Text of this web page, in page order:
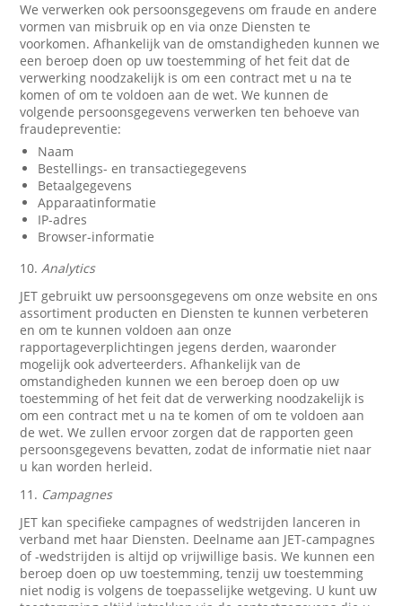
We verwerken ook persoonsgegevens om fraude en andere
vormen van misbruik op en via onze Diensten te
voorkomen. Afhankelijk van de omstandigheden kunnen we
een beroep doen op uw toestemming of het feit dat de
verwerking noodzakelijk is om een contract met u na te
komen of om te voldoen aan de wet. We kunnen de
volgende persoonsgegevens verwerken ten behoeve van
fraudepreventie:
Naam
Bestellings- en transactiegegevens
Betaalgegevens
Apparaatinformatie
IP-adres
Browser-informatie
10.Analytics
JET gebruikt uw persoonsgegevens om onze website en ons
assortiment producten en Diensten te kunnen verbeteren
en om te kunnen voldoen aan onze
rapportageverplichtingen jegens derden, waaronder
mogelijk ook adverteerders. Afhankelijk van de
omstandigheden kunnen we een beroep doen op uw
toestemming of het feit dat de verwerking noodzakelijk is
om een contract met u na te komen of om te voldoen aan
de wet. We zullen ervoor zorgen dat de rapporten geen
persoonsgegevens bevatten, zodat de informatie niet naar
u kan worden herleid.
11. Campagnes
JET kan specifieke campagnes of wedstrijden lanceren in
verband met haar Diensten. Deelname aan JET-campagnes
of -wedstrijden is altijd op vrijwillige basis. We kunnen een
beroep doen op uw toestemming, tenzij uw toestemming
niet nodig is volgens de toepasselijke wetgeving. U kunt uw